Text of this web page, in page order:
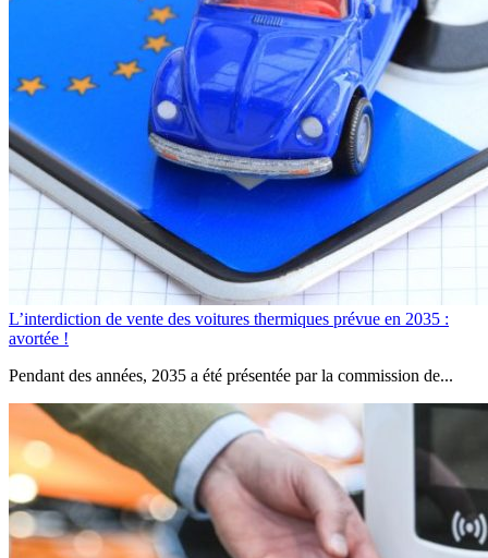
L’interdiction de vente des voitures thermiques prévue en 2035 :
avortée !
Pendant des années, 2035 a été présentée par la commission de...